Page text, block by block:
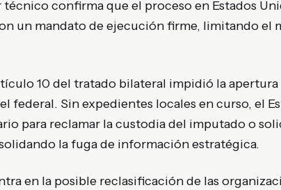
técnico confirma que el proceso en Estados
un mandato de ejecución firme, limitando el
10 del tratado bilateral impidió la apertura
federal. Sin expedientes locales en curso, el
para reclamar la custodia del imputado o
la fuga de información estratégica.
en la posible reclasificación de las